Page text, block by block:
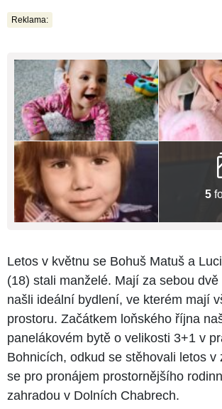
Reklama:
5
Letos v květnu se Bohuš Matuš a
(18) stali manželé. Mají za sebou
našli ideální bydlení, ve kterém mají
prostoru. Začátkem loňského října
panelákovém bytě o velikosti 3+1 v
Bohnicích, odkud se stěhovali letos v
se pro pronájem prostornějšího
zahradou v Dolních Chabrech.